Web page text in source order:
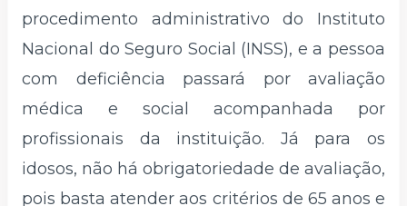
procedimento administrativo do Instituto
Nacional do Seguro Social (INSS), e a pessoa
com deficiência passará por avaliação
médica e social acompanhada por
profissionais da instituição. Já para os
idosos, não há obrigatoriedade de avaliação,
pois basta atender aos critérios de 65 anos e